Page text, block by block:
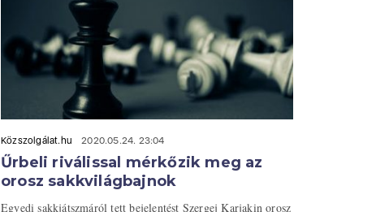
Közszolgálat.hu 2020.05.24. 23:04
Űrbeli riválissal mérkőzik meg az
orosz sakkvilágbajnok
Egyedi sakkjátszmáról tett bejelentést Szergej Karjakin orosz